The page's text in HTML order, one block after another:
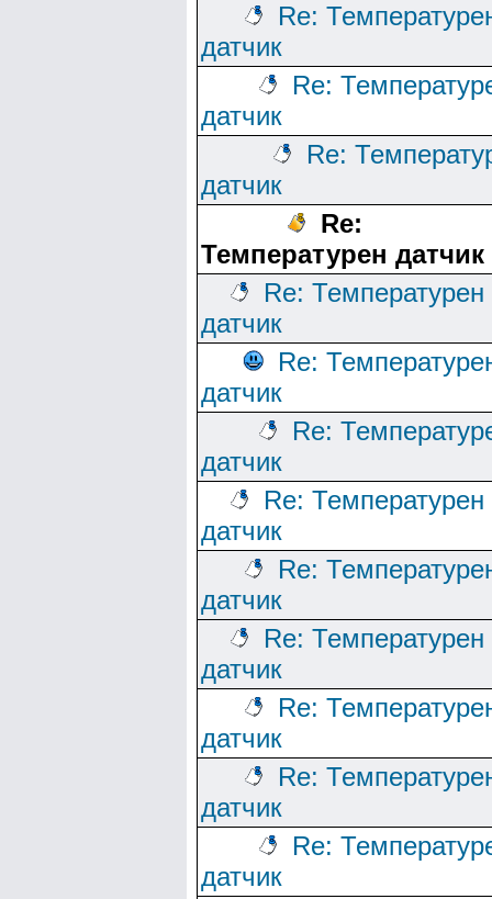
Re:
датчик
Re:
датчик
Re:
датчик
Re:
Температурен датчик
Re: Температурен
датчик
Re:
датчик
Re:
датчик
Re: Температурен
датчик
Re:
датчик
Re: Температурен
датчик
Re:
датчик
Re:
датчик
Re:
датчик